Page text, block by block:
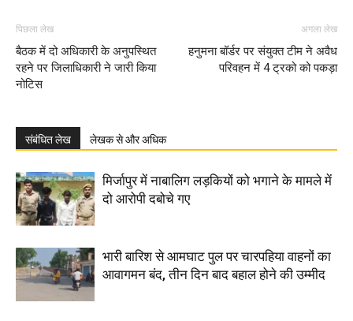
पिछला लेख
बैठक में दो अधिकारी के अनुपस्थित
रहने पर जिलाधिकारी ने जारी किया
नोटिस
अगला लेख
हनुमना बॉर्डर पर संयुक्त टीम ने अवैध
परिवहन में 4 ट्रको को पकड़ा
संबंधित लेख लेखक से और अधिक
मिर्जापुर में नाबालिग लड़कियों को भगाने के मामले में
दो आरोपी दबोचे गए
भारी बारिश से आमघाट पुल पर चारपहिया वाहनों का
आवागमन बंद, तीन दिन बाद बहाल होने की उम्मीद